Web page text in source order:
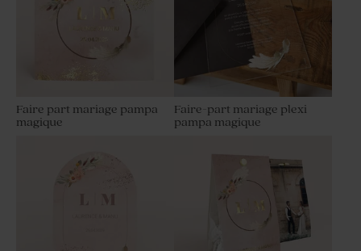
Faire part mariage pampa
magique
Faire-part mariage plexi
pampa magique